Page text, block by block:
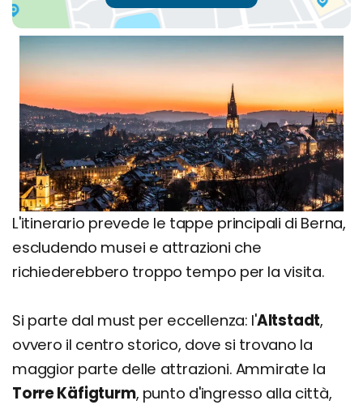
L'itinerario prevede le tappe principali di Berna,
escludendo musei e attrazioni che
richiederebbero troppo tempo per la visita.
Si parte dal must per eccellenza: l'Altstadt,
ovvero il centro storico, dove si trovano la
maggior parte delle attrazioni. Ammirate la
Torre Käfigturm, punto d'ingresso alla città,